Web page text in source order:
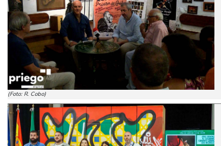
(Foto: R. Cobo)